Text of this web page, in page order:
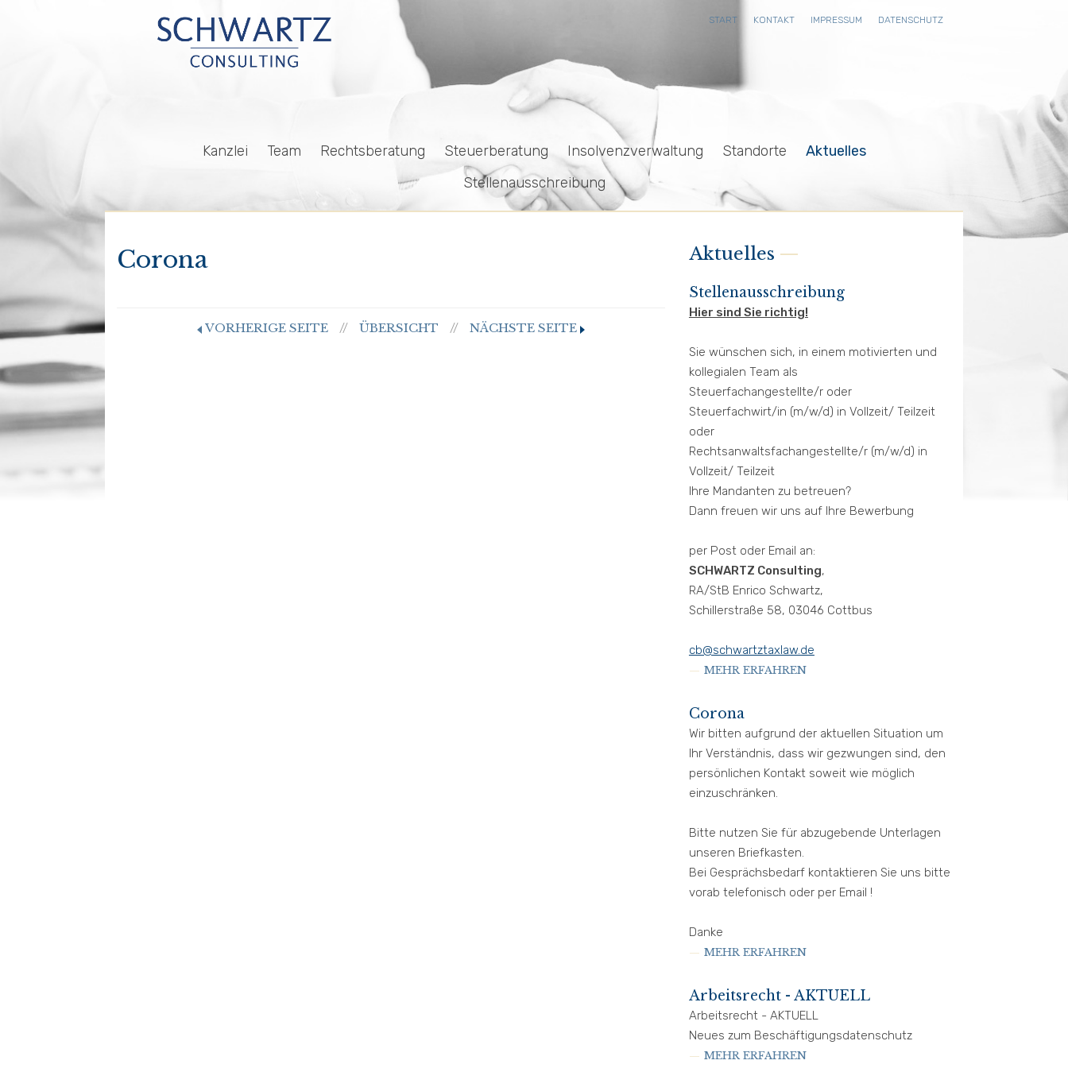
START KONTAKT IMPRESSUM DATENSCHUTZ
Kanzlei Team Rechtsberatung Steuerberatung Insolvenzverwaltung Standorte
Aktuelles
Stellenausschreibung
Corona
VORHERIGE SEITE // ÜBERSICHT // NÄCHSTE SEITE
Aktuelles
Stellenausschreibung
Hier sind Sie richtig!
Sie wünschen sich, in einem motivierten und
kollegialen Team als
Steuerfachangestellte/r oder
Steuerfachwirt/in (m/w/d) in Vollzeit/ Teilzeit
oder
Rechtsanwaltsfachangestellte/r (m/w/d) in
Vollzeit/ Teilzeit
Ihre Mandanten zu betreuen?
Dann freuen wir uns auf Ihre Bewerbung
per Post oder Email an:
SCHWARTZ Consulting,
RA/StB Enrico Schwartz,
Schillerstraße 58, 03046 Cottbus
cb@schwartztaxlaw.de
MEHR ERFAHREN
Corona
Wir bitten aufgrund der aktuellen Situation um
Ihr Verständnis, dass wir gezwungen sind, den
persönlichen Kontakt soweit wie möglich
einzuschränken.
Bitte nutzen Sie für abzugebende Unterlagen
unseren Briefkasten.
Bei Gesprächsbedarf kontaktieren Sie uns bitte
vorab telefonisch oder per Email !
Danke
MEHR ERFAHREN
Arbeitsrecht - AKTUELL
Arbeitsrecht - AKTUELL
Neues zum Beschäftigungsdatenschutz
MEHR ERFAHREN